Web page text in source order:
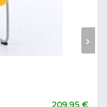
209,95 €